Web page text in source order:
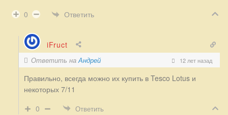
0
Ответить
iFruct
Ответить наАндрей 12 лет назад
Правильно, всегда можно их купить в Tesco Lotus и
некоторых 7/11
0
Ответить